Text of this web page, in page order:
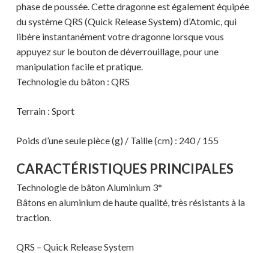
Votre panier est vide.
phase de poussée. Cette dragonne est également équipée
du système QRS (Quick Release System) d’Atomic, qui
libère instantanément votre dragonne lorsque vous
appuyez sur le bouton de déverrouillage, pour une
manipulation facile et pratique.
Technologie du bâton : QRS
Terrain : Sport
Poids d’une seule pièce (g) / Taille (cm) : 240 / 155
CARACTÉRISTIQUES PRINCIPALES
Technologie de bâton Aluminium 3*
Bâtons en aluminium de haute qualité, très résistants à la
traction.
QRS – Quick Release System